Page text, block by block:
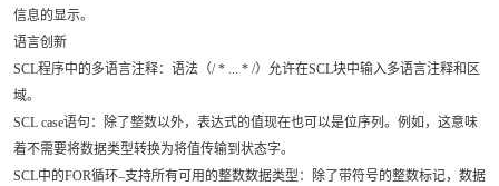
信息的显示。
语言创新
SCL程序中的多语言注释：语法（/ * ... * /）允许在SCL块中输入多语言注释和区
域。
SCL case语句：除了整数以外，表达式的值现在也可以是位序列。例如，这意味
着不需要将数据类型转换为将值传输到状态字。
SCL中的FOR循环–支持所有可用的整数数据类型：除了带符号的整数标记，数据